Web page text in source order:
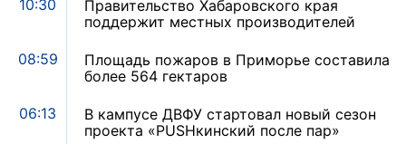
10:30
Правительство Хабаровского края
поддержит местных производителей
08:59
Площадь пожаров в Приморье составила
более 564 гектаров
06:13
В кампусе ДВФУ стартовал новый сезон
проекта «PUSHкинский после пар»